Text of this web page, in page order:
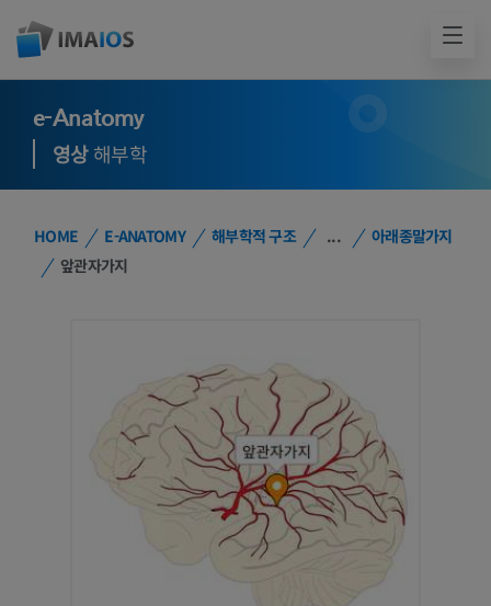
e-Anatomy
영상해부학
HOME E-ANATOMY 해부학적 구조 ...
아래종말가지
앞관자가지